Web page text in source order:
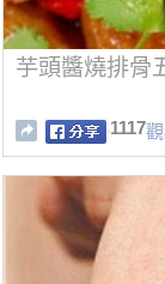
芋頭醬燒排骨
1117